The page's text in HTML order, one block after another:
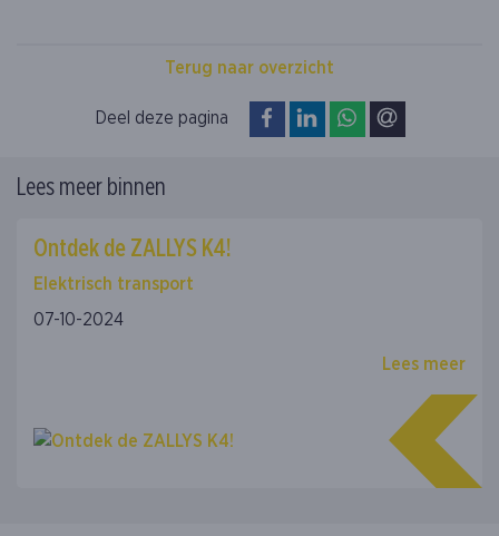
Terug naar overzicht
Deel deze pagina op Facebook
op LinkedInop WhatsApp
Lees meer binnen
Ontdek de ZALLYS K4!
Elektrisch transport
07-10-2024
Lees meer